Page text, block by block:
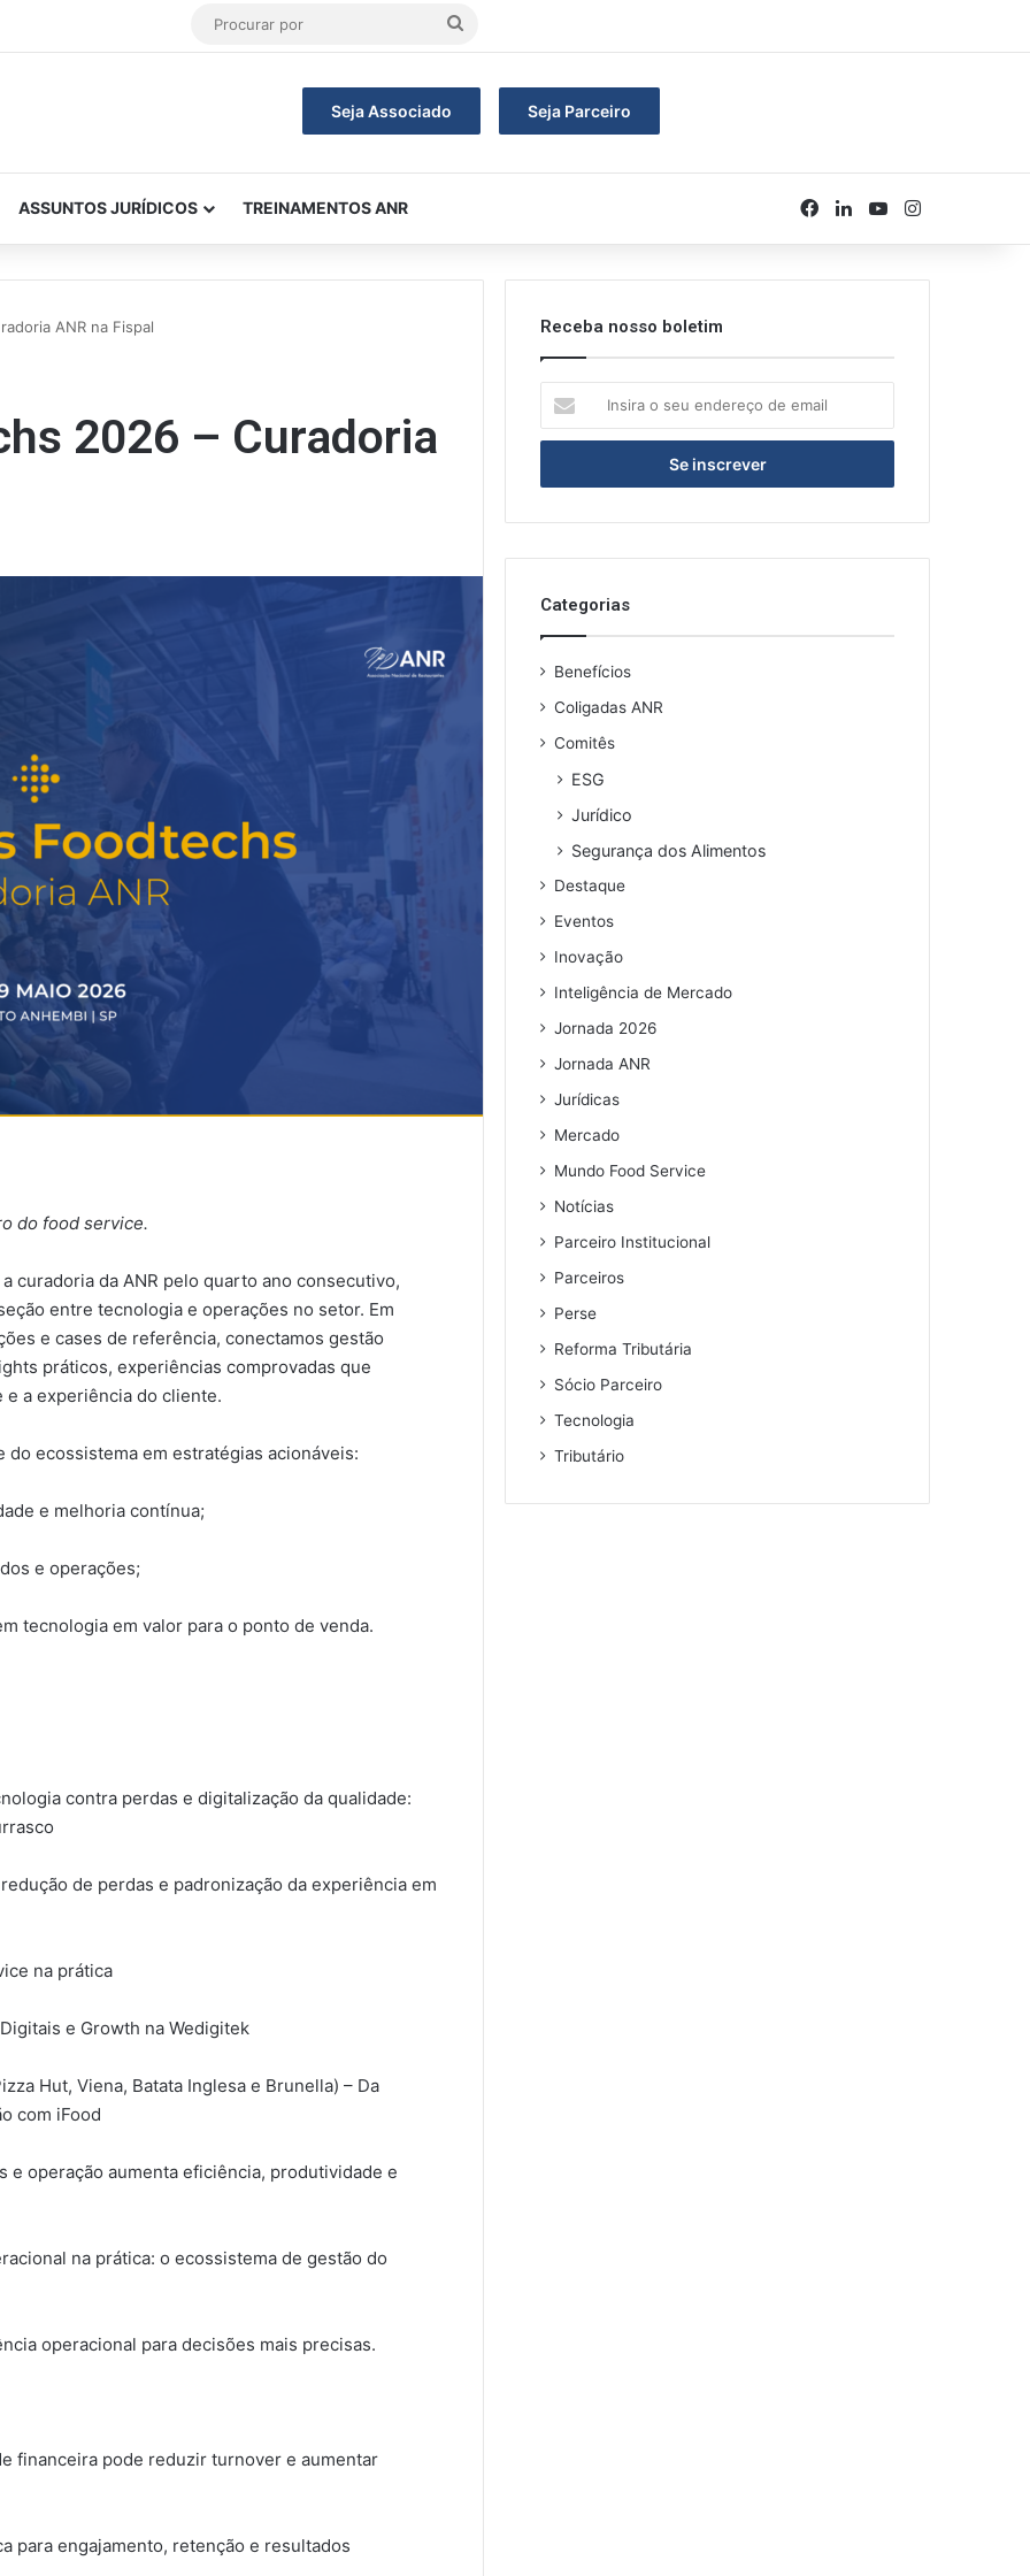
Procurar
Seja Associado Seja Parceiro
ASSUNTOS JURÍDICOS TREINAMENTOS ANR Facebook
Linkedin
YouTubeInstagram
ANR na Fispal
2026 – Curadoria
do food service.
curadoria da ANR pelo quarto ano consecutivo,
entre tecnologia e operações no setor. Em
e cases de referência, conectamos gestão
práticos, experiências comprovadas que
a experiência do cliente.
ecossistema em estratégias acionáveis:
e melhoria contínua;
e operações;
tecnologia em valor para o ponto de venda.
contra perdas e digitalização da qualidade:
de perdas e padronização da experiência em
na prática
e Growth na Wedigitek
Hut, Viena, Batata Inglesa e Brunella) – Da
com iFood
e operação aumenta eficiência, produtividade e
na prática: o ecossistema de gestão do
operacional para decisões mais precisas.
financeira pode reduzir turnover e aumentar
para engajamento, retenção e resultados
Receba nosso boletim
seu
de
Categorias
Benefícios
Coligadas ANR
Comitês
ESG
Jurídico
Segurança dos Alimentos
Destaque
Eventos
Inovação
Inteligência de Mercado
Jornada 2026
Jornada ANR
Jurídicas
Mercado
Mundo Food Service
Notícias
Parceiro Institucional
Parceiros
Perse
Reforma Tributária
Sócio Parceiro
Tecnologia
Tributário